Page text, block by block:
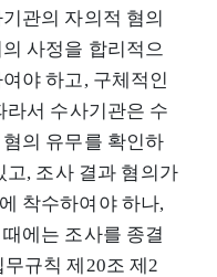
관의 자의적 혐의
사정을 합리적으
야 하고, 구체적인
서 수사기관은 수
의 유무를 확인하
고, 조사 결과 혐의가
착수하여야 하나,
에는 조사를 종결
규칙 제20조 제2